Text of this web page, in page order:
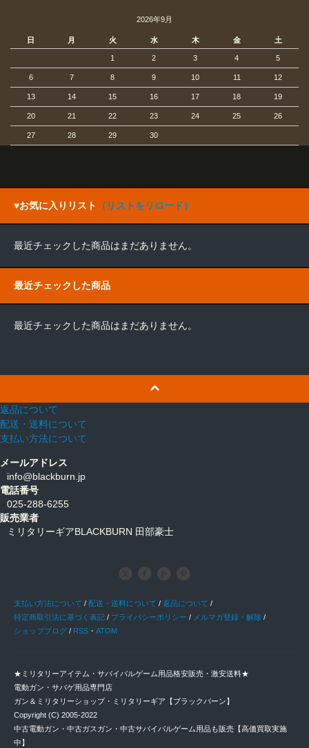
2026年9月
日 月 火 水 木 金 土
1 2 3 4 5
6 7 8 9 10 11 12
13 14 15 16 17 18 19
20 21 22 23 24 25 26
27 28 29 30
♥お気に入りリスト （リストをリロード）
最近チェックした商品はまだありません。
最近チェックした商品
最近チェックした商品はまだありません。
返品について
配送・送料について
支払い方法について
メールアドレス
info@blackburn.jp
電話番号
025-288-6255
販売業者
ミリタリーギアBLACKBURN 田部豪士
支払い方法について / 配送・送料について / 返品について /
特定商取引法に基づく表記 / プライバシーポリシー / メルマガ登録・解除 /
ショップブログ / RSS ・ ATOM
★ミリタリーアイテム・サバイバルゲーム用品格安販売・激安送料★
電動ガン・サバゲ用品専門店
ガン＆ミリタリーショップ・ミリタリーギア【ブラックバーン】
Copyright (C) 2005-2022
中古電動ガン・中古ガスガン・中古サバイバルゲーム用品も販売【高価買取実施
中】